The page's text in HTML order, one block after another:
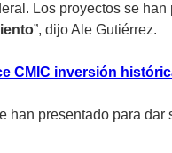
Los proyectos se
”, dijo Ale Gutiérrez.
CMIC inversión
han presentado para